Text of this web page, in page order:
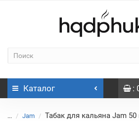
Каталог :
... Jam Табак для кальяна Jam